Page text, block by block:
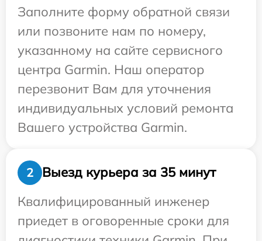
Заполните форму обратной связи
или позвоните нам по номеру,
указанному на сайте сервисного
центра Garmin. Наш оператор
перезвонит Вам для уточнения
индивидуальных условий ремонта
Вашего устройства Garmin.
2
Выезд курьера за 35 минут
Квалифицированный инженер
приедет в оговоренные сроки для